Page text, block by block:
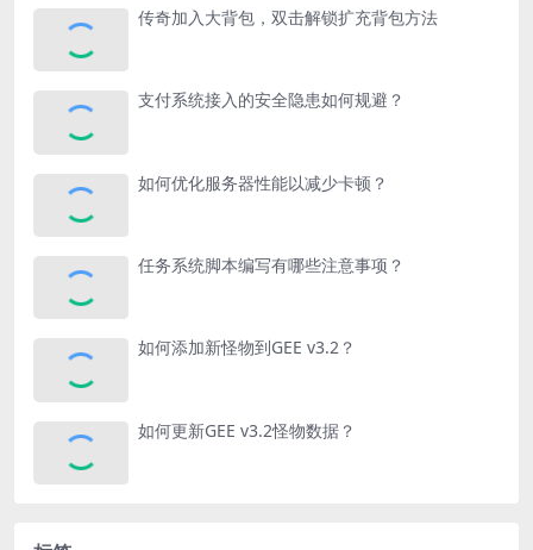
传奇加入大背包，双击解锁扩充背包方法
支付系统接入的安全隐患如何规避？
如何优化服务器性能以减少卡顿？
任务系统脚本编写有哪些注意事项？
如何添加新怪物到GEE v3.2？
如何更新GEE v3.2怪物数据？